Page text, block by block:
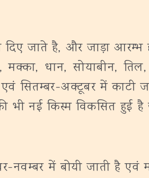
दिए जाते है, और जाड़ा
धान, सोयाबीन,
सितम्बर-अक्टूबर में काटी
नई किस्म विकसित हुई है
में बोयी जाती है एवं